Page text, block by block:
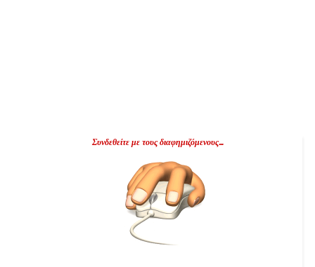
Συνδεθείτε με τους διαφημιζόμενους...